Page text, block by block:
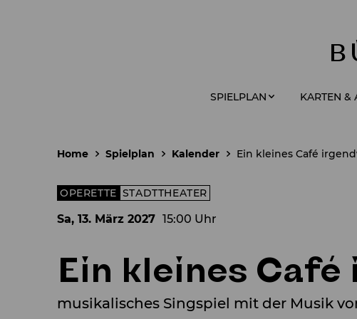
SPIELPLAN KARTEN &
Home Spielplan Kalender Ein kleines Café
OPERETTE
Sa, 13. März 2027 15:00 Uhr
Ein kleines Café
musikalisches Singspiel mit der Musik
STADTTHEATER